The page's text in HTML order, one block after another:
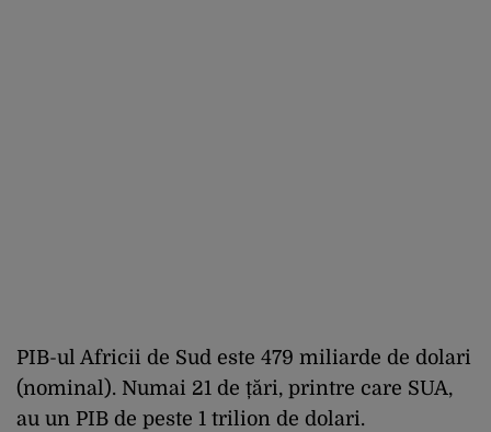
PIB-ul Africii de Sud este 479 miliarde de dolari
(nominal). Numai 21 de țări, printre care SUA,
au un PIB de peste 1 trilion de dolari.